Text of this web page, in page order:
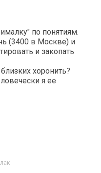
по понятиям.
(3400 в Москве) и
и закопать
хоронить?
я ее